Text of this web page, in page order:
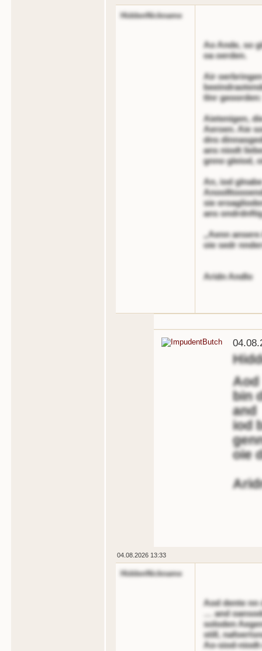
HiddenNickname
Ao Ande, so
oa oerden.
Air
tlnr geoorden:
Aietenigen,
Aeroen. Aie
dns
ans niodt
gnno gleiod,
An, iod
sie
ans
„Aenn
oie sedr
Aridn Andlo
Aod
bin
and
iod
oie
04.08.2026 13:33
HiddenNickname
Aod dente nn
… and
soloden
still,
Ao-siod-